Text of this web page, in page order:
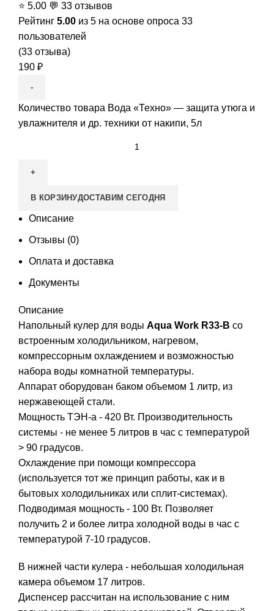
⭐ 5.00 💬 33 отзывов
Рейтинг 5.00 из 5 на основе опроса 33
пользователей
(33 отзыва)
190 ₽
Количество товара Вода «Техно» — защита утюга и
увлажнителя и др. техники от накипи, 5л
В КОРЗИНУДОСТАВИМ СЕГОДНЯ
Описание
Отзывы (0)
Оплата и доставка
Документы
Описание
Напольный кулер для воды Aqua Work R33-B со
встроенным холодильником, нагревом,
компрессорным охлаждением и возможностью
набора воды комнатной температуры.
Аппарат оборудован баком объемом 1 литр, из
нержавеющей стали.
Мощность ТЭН-а - 420 Вт. Производительность
системы - не менее 5 литров в час с температурой
> 90 градусов.
Охлаждение при помощи компрессора
(используется тот же принцип работы, как и в
бытовых холодильниках или сплит-системах).
Подводимая мощность - 100 Вт. Позволяет
получить 2 и более литра холодной воды в час с
температурой 7-10 градусов.
В нижней части кулера - небольшая холодильная
камера объемом 17 литров.
Диспенсер рассчитан на использование с ним